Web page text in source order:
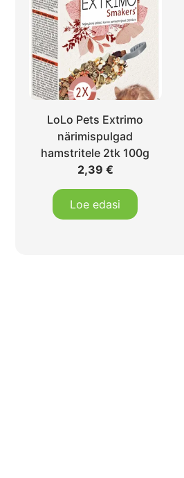
LoLo Pets Extrimo
närimispulgad
hamstritele 2tk 100g
2,39 €
Loe edasi